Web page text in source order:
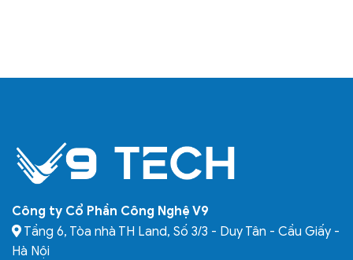
Công ty Cổ Phần Công Nghệ V9
Tầng 6, Tòa nhà TH Land, Số 3/3 - Duy Tân - Cầu Giấy -
Hà Nội